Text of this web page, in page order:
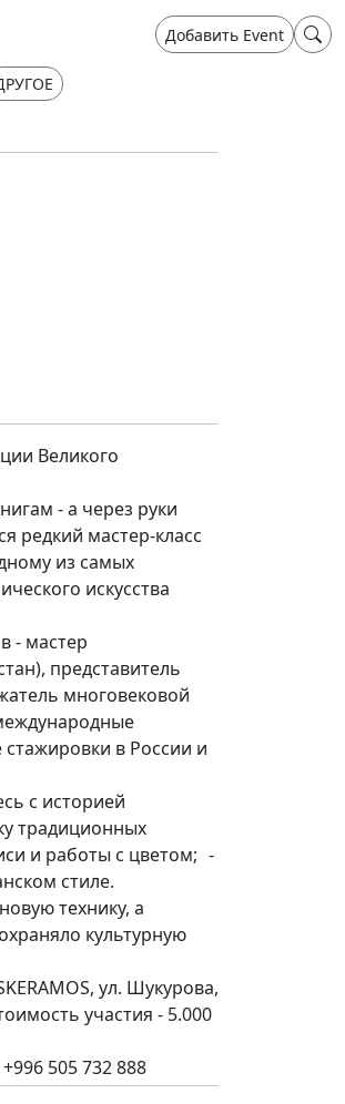
Добавить Event
Великого
- а через руки
редкий мастер-класс
из самых
искусства
- мастер
представитель
многовековой
в России и
с историей
традиционных
и работы с цветом; -
стиле.
технику, а
культурную
ул. Шукурова,
участия - 5.000
505 732 888